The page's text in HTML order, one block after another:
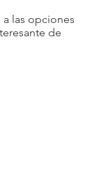
a las opciones
de